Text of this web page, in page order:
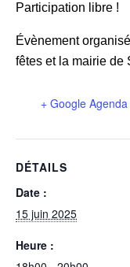
Participation libre !
Évènement
fêtes et la mairie de
+ Google Agenda
DÉTAILS
Date :
15 juin 2025
Heure :